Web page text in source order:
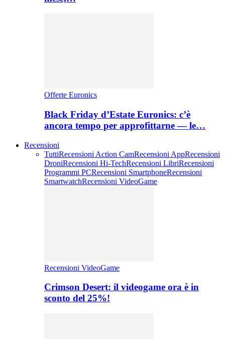
Offerte Euronics
Black Friday d’Estate Euronics: c’è
ancora tempo per approfittarne — le…
Recensioni
TuttiRecensioni Action CamRecensioni AppRecensioni
DroniRecensioni Hi-TechRecensioni LibriRecensioni
Programmi PCRecensioni SmartphoneRecensioni
SmartwatchRecensioni VideoGame
Recensioni VideoGame
Crimson Desert: il videogame ora è in
sconto del 25%!